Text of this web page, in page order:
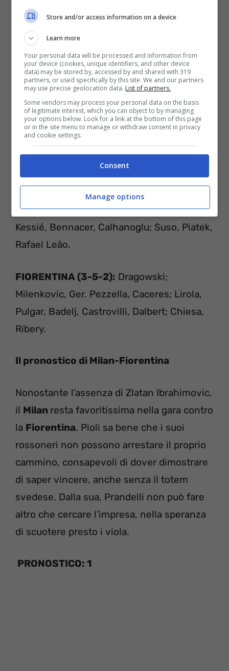
Milan-Fiorentina
E PROBABILI FORMAZIONI
MILAN (4-3-3):G. Donnarumma; Calabria,
Musacchio, Romagnoli, Theo Hernández;
Kessié, Bennacer, Calhanoglu; Suso, Piatek,
Rafael Leão.
FIORENTINA (3-5-2): Dragowski;
Milenkovic, Ger. Pezzella, Caceres; Lirola,
Pulgar, Badelj, Castrovilli, Dalbert; Chiesa,
Ribery.
Il pronostico di Milan-Fiorentina
Nonostante l’assenza di Zlatan Ibrahimovic,
il Milan resta favoritissima nella gara contro
la Fiorentina. Pioli sa bene che i suoi
rossoneri non possono arrestare il proprio
cammino, consapevoli di dover dimostrare
di saper vincere, anche senza il totem
svedese. Dalla sua, Prandelli non può fare
altro che cercare l’impresa, nella speranza
di scuotere presto i viola.
PRONOSTICO: 1
Store and/or access information on a device
Learn more
Your personal data will be processed and information from
your device (cookies, unique identifiers, and other device
data) may be stored by, accessed by and shared with 319
partners, or used specifically by this site. We and our partners
may use precise geolocation data. List of partners.
Some vendors may process your personal data on the basis
of legitimate interest, which you can object to by managing
your options below. Look for a link at the bottom of this page
or in the site menu to manage or withdraw consent in privacy
and cookie settings.
Consent
Manage options